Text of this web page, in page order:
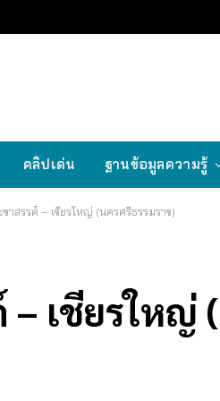
คลิปเด่น ฐานข้อมูลความรู้
ชาสรรค์ – เชียรใหญ่ (นครศรีธรรมราช)
– เชียรให